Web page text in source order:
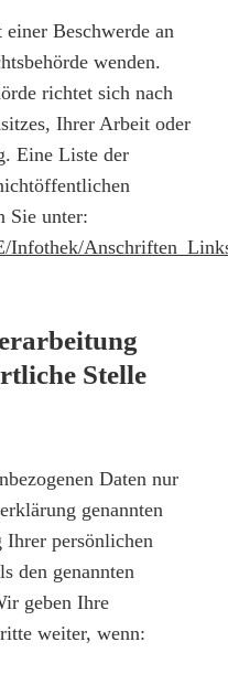
Beschwerde an
wenden.
richtet sich nach
Ihrer Arbeit oder
Eine Liste der
Sie unter:
Infothek/
Stelle
Daten nur
genannten
persönlichen
den genannten
geben Ihre
weiter, wenn: